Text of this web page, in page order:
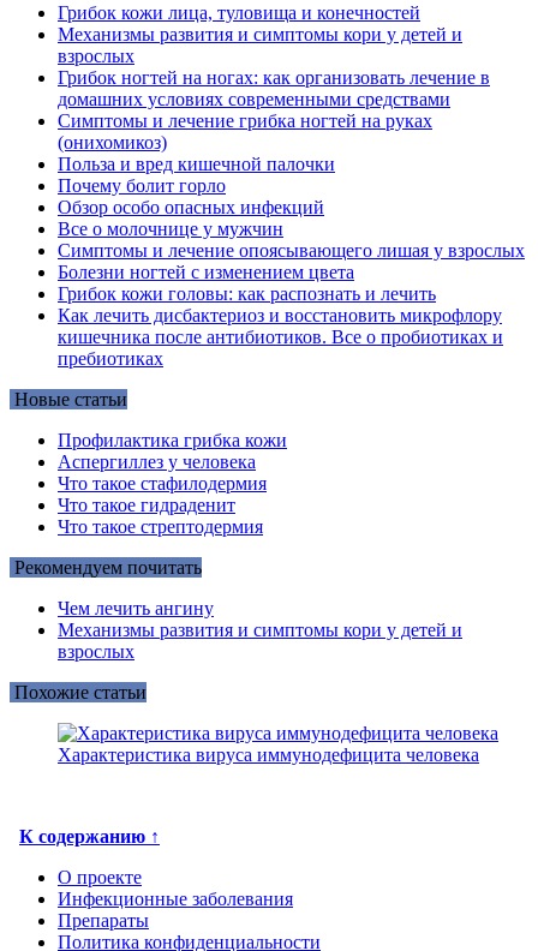
Грибок кожи лица, туловища и конечностей
Механизмы развития и симптомы кори у детей и
взрослых
Грибок ногтей на ногах: как организовать лечение в
домашних условиях современными средствами
Симптомы и лечение грибка ногтей на руках
(онихомикоз)
Польза и вред кишечной палочки
Почему болит горло
Обзор особо опасных инфекций
Все о молочнице у мужчин
Симптомы и лечение опоясывающего лишая у взрослых
Болезни ногтей с изменением цвета
Грибок кожи головы: как распознать и лечить
Как лечить дисбактериоз и восстановить микрофлору
кишечника после антибиотиков. Все о пробиотиках и
пребиотиках
Новые статьи
Профилактика грибка кожи
Аспергиллез у человека
Что такое стафилодермия
Что такое гидраденит
Что такое стрептодермия
Рекомендуем почитать
Чем лечить ангину
Механизмы развития и симптомы кори у детей и
взрослых
Похожие статьи
Характеристика вируса иммунодефицита человека
К содержанию ↑
О проекте
Инфекционные заболевания
Препараты
Политика конфиденциальности